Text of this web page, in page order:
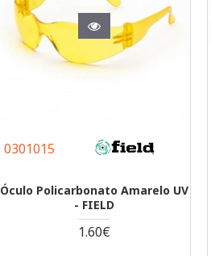
0301015
Óculo Policarbonato Amarelo UV
- FIELD
1.60€